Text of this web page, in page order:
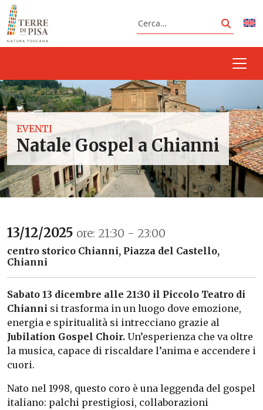
Vai al contenuto
Cerca
Cerca
EVENTI
Natale Gospel a Chianni
13/12/2025 ore: 21:30 - 23:00
centro storico Chianni, Piazza del Castello,
Chianni
Sabato 13 dicembre alle 21:30 il Piccolo Teatro di
Chianni si trasforma in un luogo dove emozione,
energia e spiritualità si intrecciano grazie al
Jubilation Gospel Choir. Un’esperienza che va oltre
la musica, capace di riscaldare l’anima e accendere i
cuori.
Nato nel 1998, questo coro è una leggenda del gospel
italiano: palchi prestigiosi, collaborazioni